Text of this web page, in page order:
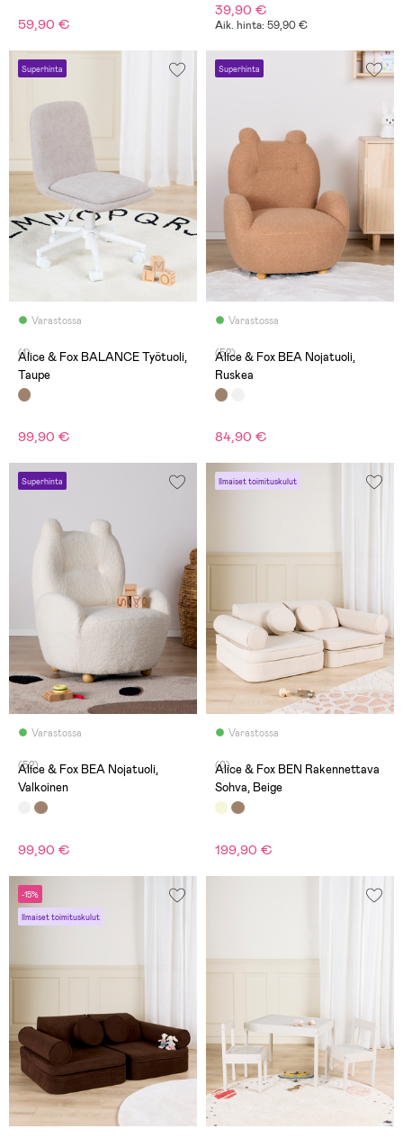
59,90 €
39,90 €
Aik. hinta: 59,90 €
Superhinta
Varastossa
(1)
Alice & Fox BALANCE Työtuoli,
Taupe
99,90 €
Superhinta
Varastossa
(52)
Alice & Fox BEA Nojatuoli,
Ruskea
84,90 €
Superhinta
Varastossa
(52)
Alice & Fox BEA Nojatuoli,
Valkoinen
99,90 €
Ilmaiset toimituskulut
Varastossa
(0)
Alice & Fox BEN Rakennettava
Sohva, Beige
199,90 €
-15%
Ilmaiset toimituskulut